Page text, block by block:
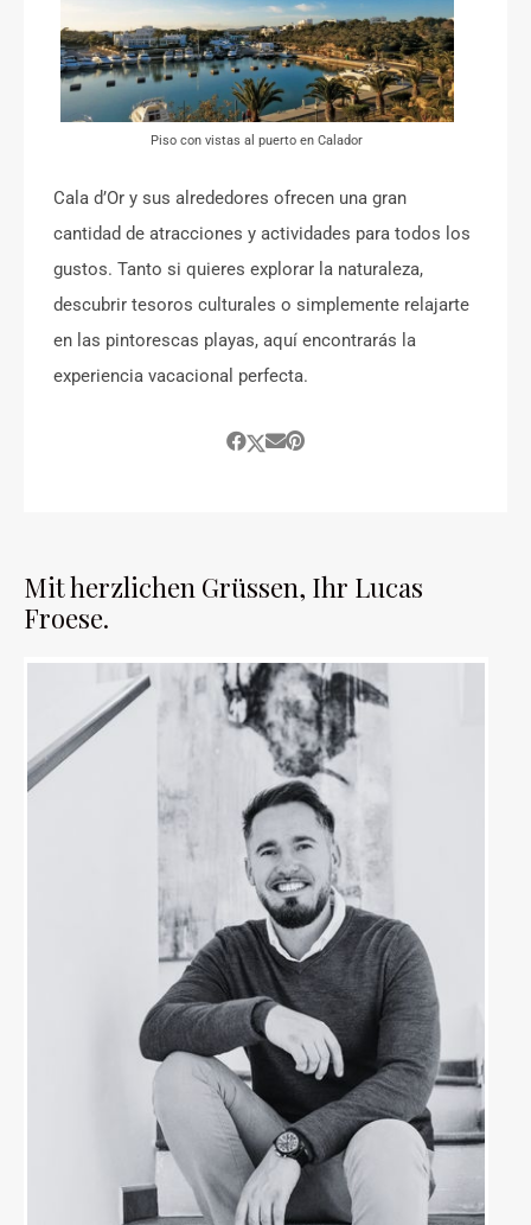
Piso con vistas al puerto en Calador
Cala d’Or y sus alrededores ofrecen una gran
cantidad de atracciones y actividades para todos los
gustos. Tanto si quieres explorar la naturaleza,
descubrir tesoros culturales o simplemente relajarte
en las pintorescas playas, aquí encontrarás la
experiencia vacacional perfecta.
Mit herzlichen Grüssen, Ihr Lucas
Froese.